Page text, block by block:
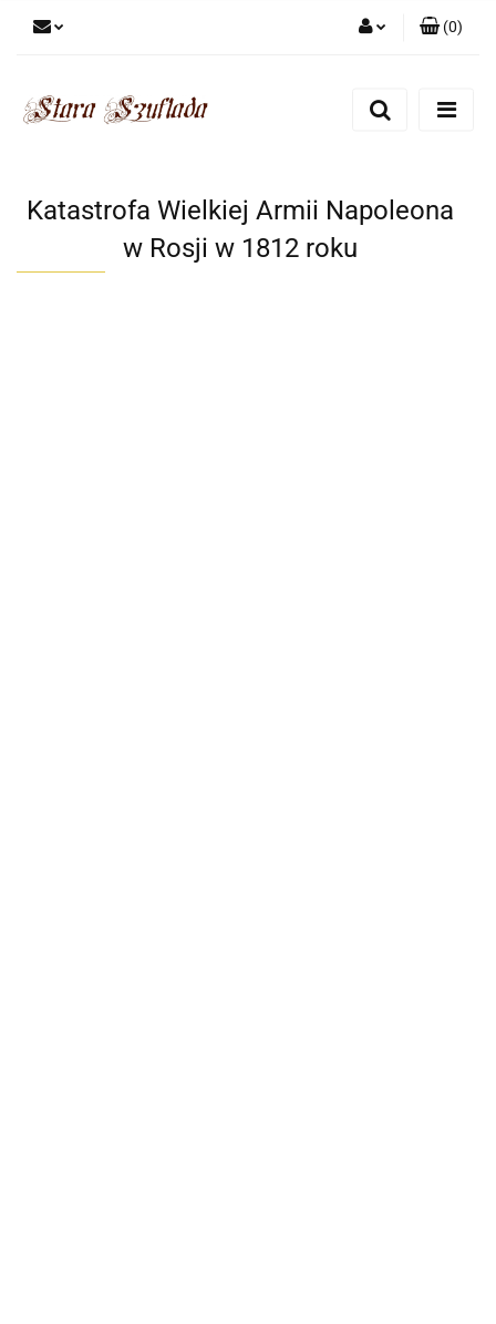
Zarejestruj się
(0)
Katastrofa Wielkiej Armii Napoleona
w Rosji w 1812 roku